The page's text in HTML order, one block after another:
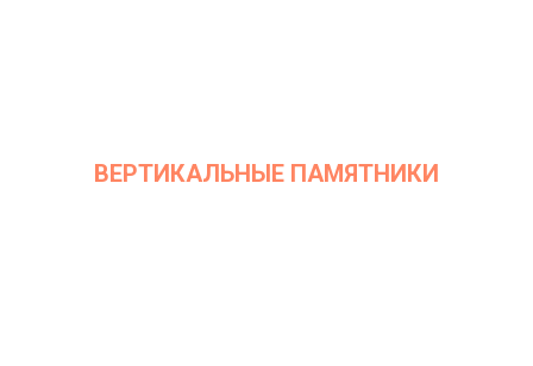
ВЕРТИКАЛЬНЫЕ ПАМЯТНИКИ